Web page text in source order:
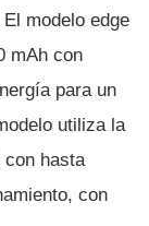
El modelo edge
mAh con
para un
utiliza la
con hasta
con